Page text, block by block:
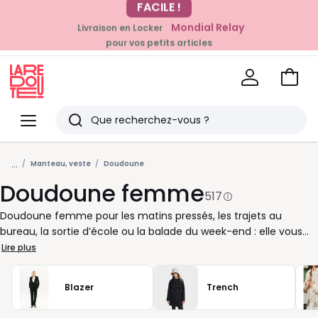
EN CE MOMENT
-20% dès 39€*
sur la mode
Livraison en Locker Mondial Relay
pour vos petits articles
Menu
Redoute
Rechercher
Derniers
articles
vus
Voir
... Manteau, veste Doudoune
Doudoune femme517
Doudoune femme pour les matins pressés, les trajets au
bureau, la sortie d’école ou la balade du week-end : elle vous
suit quand l’air fraîchit et que vous voulez rester bien au chaud
sans renoncer à votre style. Courte pour bouger facilement,
longue pour mieux couvrir, fine sous un manteau ou
généreusement matelassée pour l’hiver, elle s’adapte à votre
rythme. Capuche enveloppante, col montant, zip pratique,
Lire plus
Blazer Trench